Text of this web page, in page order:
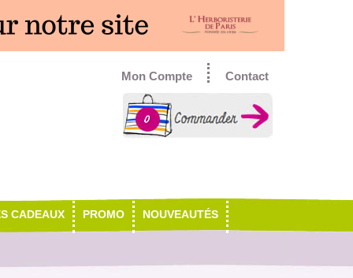
Contact
Mon Compte
0
CADEAUX PROMO NOUVEAUTÉS